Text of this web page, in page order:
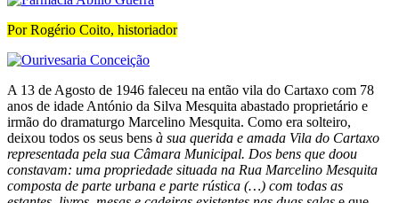
Por Rogério Coito, historiador
A 13 de Agosto de 1946 faleceu na então vila do Cartaxo com 78
anos de idade António da Silva Mesquita abastado proprietário e
irmão do dramaturgo Marcelino Mesquita. Como era solteiro,
deixou todos os seus bens à sua querida e amada Vila do Cartaxo
representada pela sua Câmara Municipal. Dos bens que doou
constavam: uma propriedade situada na Rua Marcelino Mesquita
composta de parte urbana e parte rústica (…) com todas as